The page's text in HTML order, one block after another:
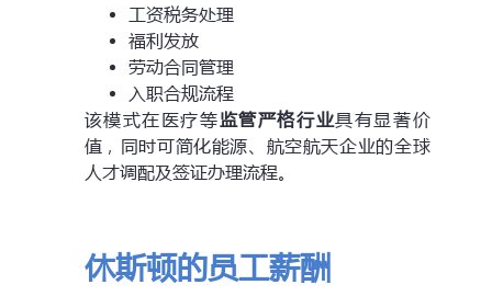
工资税务处理
福利发放
劳动合同管理
入职合规流程
该模式在医疗等监管严格行业具有显著价
值，同时可简化能源、航空航天企业的全球
人才调配及签证办理流程。
休斯顿的员工薪酬